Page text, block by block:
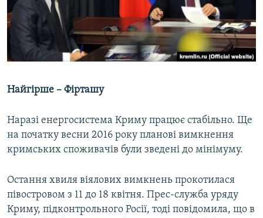
Найгірше – Фірташу
Наразі енергосистема Криму працює стабільно. Ще
на початку весни 2016 року планові вимкнення
кримських споживачів були зведені до мінімуму.
Остання хвиля віялових вимкнень прокотилася
півостровом з 11 до 18 квітня. Прес-служба уряду
Криму, підконтрольного Росії, тоді повідомила, що в